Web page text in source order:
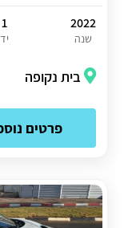
2022
שנה
1
יד
בית נקופה
פרטים